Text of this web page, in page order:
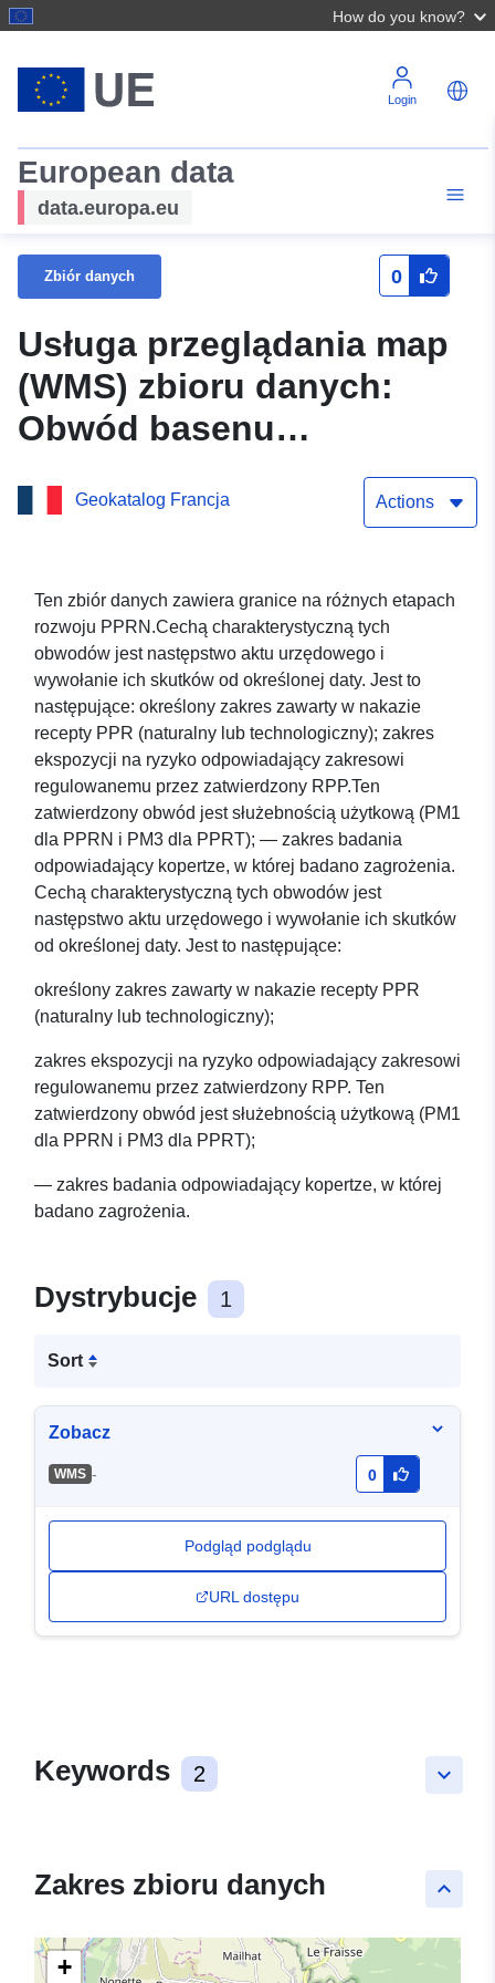
How do you know?
Login
European data
data.europa.eu
Zbiór danych 0
Usługa przeglądania map
(WMS) zbioru danych:
Obwód basenu
węglowego Brassac-les-
Mines (63DDT20140005)
09-2017 r. – Puy-de-Dôme
Geokatalog Francja Actions
Ten zbiór danych zawiera granice na różnych etapach
rozwoju PPRN.Cechą charakterystyczną tych
obwodów jest następstwo aktu urzędowego i
wywołanie ich skutków od określonej daty. Jest to
następujące: określony zakres zawarty w nakazie
recepty PPR (naturalny lub technologiczny); zakres
ekspozycji na ryzyko odpowiadający zakresowi
regulowanemu przez zatwierdzony RPP.Ten
zatwierdzony obwód jest służebnością użytkową (PM1
dla PPRN i PM3 dla PPRT); — zakres badania
odpowiadający kopertze, w której badano zagrożenia.
Cechą charakterystyczną tych obwodów jest
następstwo aktu urzędowego i wywołanie ich skutków
od określonej daty. Jest to następujące:
określony zakres zawarty w nakazie recepty PPR
(naturalny lub technologiczny);
zakres ekspozycji na ryzyko odpowiadający zakresowi
regulowanemu przez zatwierdzony RPP. Ten
zatwierdzony obwód jest służebnością użytkową (PM1
dla PPRN i PM3 dla PPRT);
— zakres badania odpowiadający kopertze, w której
badano zagrożenia.
Dystrybucje 1
Sort
Zobacz
WMS - 0
Podgląd podglądu
URL dostępu
keyboard_arrow_down
Keywords 2
keyboard_arrow_up
Zakres zbioru danych
+